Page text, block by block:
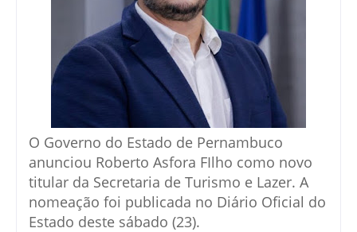
O Governo do Estado de Pernambuco
anunciou Roberto Asfora FIlho como novo
titular da Secretaria de Turismo e Lazer. A
nomeação foi publicada no Diário Oficial do
Estado deste sábado (23).